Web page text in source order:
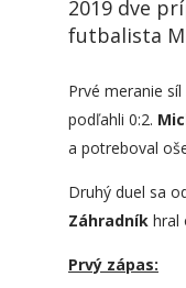
2019 dve
futbalista
Prvé meranie
podľahli 0:2.
a potreboval
Druhý duel sa
Záhradník hral
Prvý zápas: